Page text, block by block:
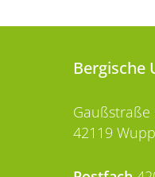
Bergische
Gaußstraße
42119